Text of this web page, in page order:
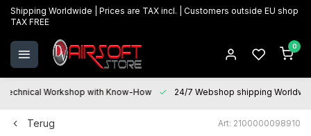
Shipping Worldwide | Prices are TAX incl. | Customers outside EU shop
TAX FREE
0
Technical Workshop with Know-How 24/7 Webshop shipping
Terug Art: 2100000098910